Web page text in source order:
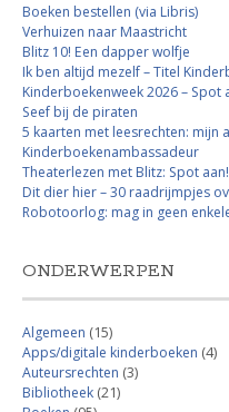
Boeken bestellen (via Libris)
Verhuizen naar Maastricht
Blitz 10! Een dapper wolfje
Ik ben altijd mezelf – Titel
Kinderboekenweek 2026 – Spot
Seef bij de piraten
5 kaarten met leesrechten: mijn
Kinderboekenambassadeur
Theaterlezen met Blitz: Spot aan!
Dit dier hier – 30 raadrijmpjes
Robotoorlog: mag in geen
ONDERWERPEN
Algemeen (15)
Apps/digitale kinderboeken (4)
Auteursrechten (3)
Bibliotheek (21)